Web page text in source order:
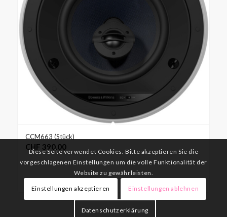
CCM663 (Stück)
CHF 390.00
Diese Seite verwendet Cookies. Bitte akzeptieren Sie die
vorgeschlagenen Einstellungen um die volle Funktionalität der
Website zu gewährleisten.
Einstellungen akzeptieren Einstellungen ablehnen
Datenschutzerklärung